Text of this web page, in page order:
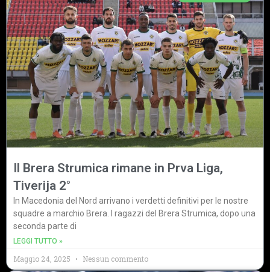
Il Brera Strumica rimane in Prva Liga,
Tiverija 2°
In Macedonia del Nord arrivano i verdetti definitivi per le nostre
squadre a marchio Brera. I ragazzi del Brera Strumica, dopo una
seconda parte di
LEGGI TUTTO »
Maggio 24, 2025 Nessun commento